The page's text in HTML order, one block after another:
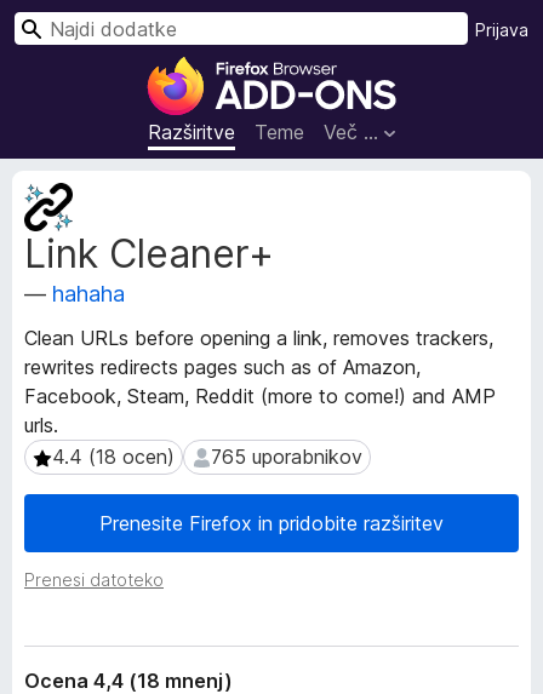
D
o
d
a
b
r
s
a
l
i
r
Razširitve Teme Več …
Prijava
Link Cleaner+
— hahaha
Clean URLs before opening a link, removes trackers,
rewrites redirects pages such as of Amazon,
Facebook, Steam, Reddit (more to come!) and AMP
urls.
4.4 (18 ocen)
4.4 (18 ocen) 765 uporabnikov
765 uporabnikov
Prenesite Firefox in pridobite razširitev
Prenesi datoteko
M
e
t
a
p
d
a
t
k
i
o
r
z
š
i
t
Ocena 4,4 (18 mnenj)